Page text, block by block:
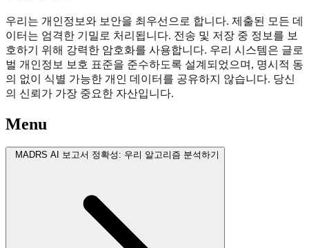
우리는 개인정보와 보안을 최우선으로 합니다. 제출된 모든 데
이터는 엄격한 기밀로 처리됩니다. 전송 및 저장 중 정보를 보
호하기 위해 강력한 암호화를 사용합니다. 우리 시스템은 글로
벌 개인정보 보호 표준을 준수하도록 설계되었으며, 명시적 동
의 없이 식별 가능한 개인 데이터를 공유하지 않습니다. 당신
의 신뢰가 가장 중요한 자산입니다.
Menu
MADRS AI 보고서 정확성: 우리 알고리즘 분석하기